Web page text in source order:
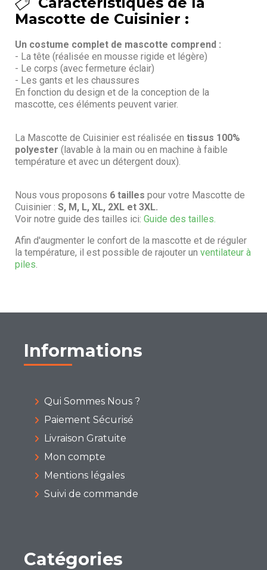
Mascotte de Cuisinier :
Un costume complet de mascotte comprend :
- La tête (réalisée en mousse rigide et légère)
- Le corps (avec fermeture éclair)
- Les gants et les chaussures
En fonction du design et de la conception de la
mascotte, ces éléments peuvent varier.
La Mascotte de Cuisinier est réalisée en tissus 100%
polyester (lavable à la main ou en machine à faible
température et avec un détergent doux).
Nous vous proposons 6 tailles pour votre Mascotte de
Cuisinier : S, M, L, XL, 2XL et 3XL.
Voir notre guide des tailles ici: Guide des tailles.
Afin d'augmenter le confort de la mascotte et de réguler
la température, il est possible de rajouter un ventilateur à
piles.
Informations
Qui Sommes Nous ?
Paiement Sécurisé
Livraison Gratuite
Mon compte
Mentions légales
Suivi de commande
Catégories